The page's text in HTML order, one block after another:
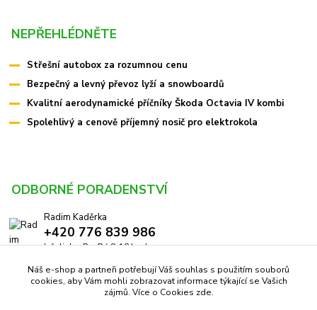
NEPŘEHLÉDNĚTE
Střešní autobox za rozumnou cenu
Bezpečný a levný převoz lyží a snowboardů
Kvalitní aerodynamické příčníky Škoda Octavia IV kombi
Spolehlivý a cenově příjemný nosič pro elektrokola
ODBORNÉ PORADENSTVÍ
Radim Kaděrka
+420 776 839 986
Infolinka: Po-Pá 8-18 hod.
info@pricniky.cz
Náš e-shop a partneři potřebují Váš souhlas s použitím souborů
cookies, aby Vám mohli zobrazovat informace týkající se Vašich
zájmů. Více o Cookies zde.